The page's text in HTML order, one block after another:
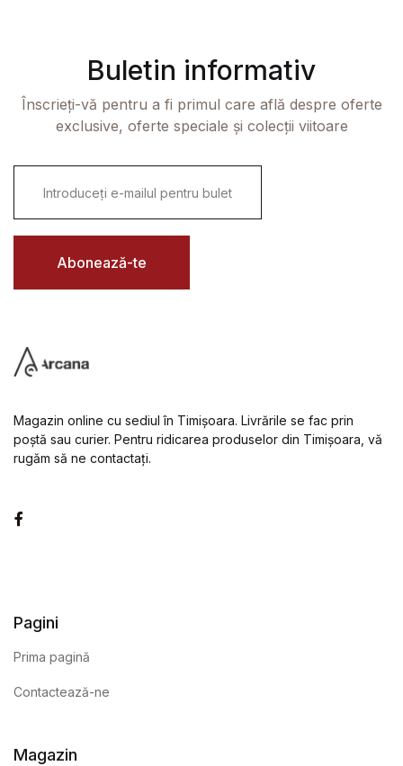
Buletin informativ
Înscrieți-vă pentru a fi primul care află despre oferte
exclusive, oferte speciale și colecții viitoare
i
l
Abonează-te
Magazin online cu sediul în Timișoara. Livrările se fac prin
poștă sau curier. Pentru ridicarea produselor din Timișoara, vă
rugăm să ne contactați.
Pagini
Prima pagină
Contactează-ne
Magazin